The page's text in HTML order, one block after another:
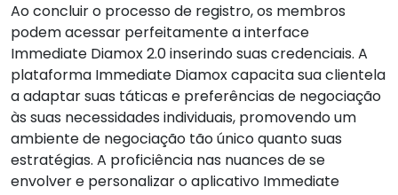
Ao concluir o processo de registro, os membros
podem acessar perfeitamente a interface
Immediate Diamox 2.0 inserindo suas credenciais. A
plataforma Immediate Diamox capacita sua clientela
a adaptar suas táticas e preferências de negociação
às suas necessidades individuais, promovendo um
ambiente de negociação tão único quanto suas
estratégias. A proficiência nas nuances de se
envolver e personalizar o aplicativo Immediate